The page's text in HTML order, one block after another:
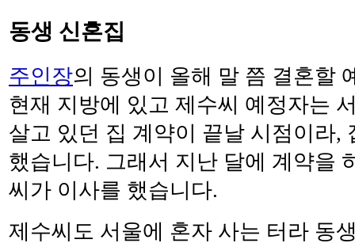
동생 신혼집
주인장의 동생이 올해 말 쯤 결혼할
현재 지방에 있고 제수씨 예정자는
살고 있던 집 계약이 끝날 시점이라,
했습니다. 그래서 지난 달에 계약을
씨가 이사를 했습니다.
제수씨도 서울에 혼자 사는 터라 동